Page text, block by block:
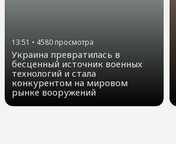
13:51 • 4580 просмотра
Украина превратилась в
бесценный источник военных
технологий и стала
конкурентом на мировом
рынке вооружений